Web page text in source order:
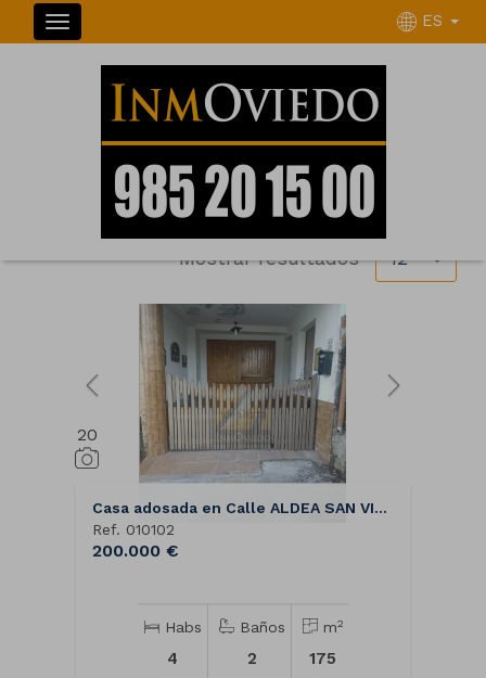
ES
INMUEBLES
Filtrar Ordenar
2 inmuebles en total
Mostrar resultados 12
20
Casa adosada en Calle ALDEA SAN VICENTE
Ref. 010102
200.000 €
Habs
4
Baños
2
m2
175